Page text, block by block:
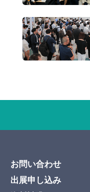
お問い合わせ
出展申し込み